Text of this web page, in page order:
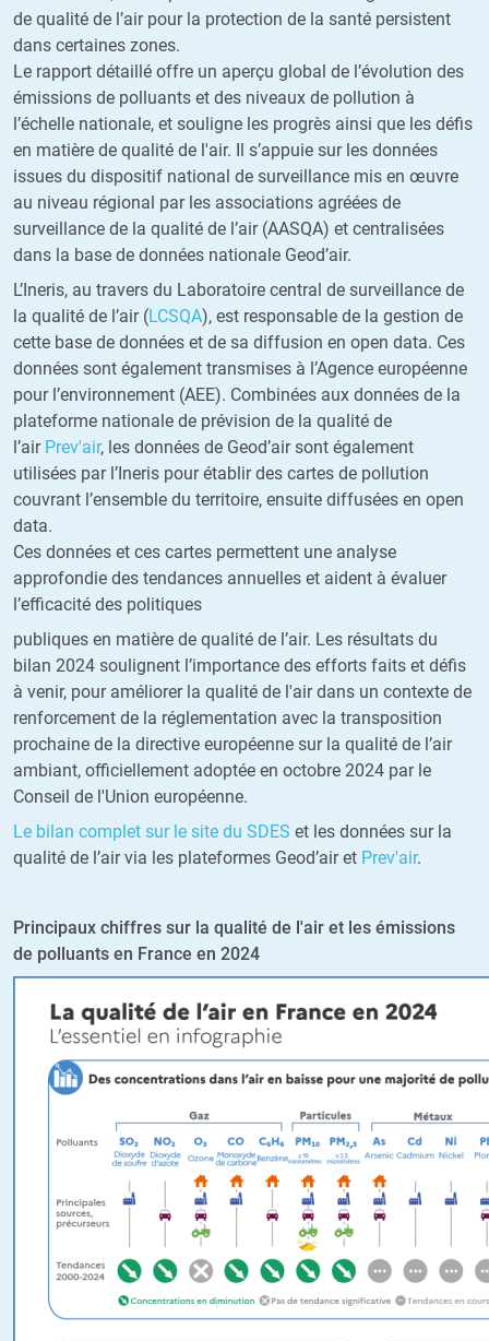
de qualité de l’air pour la protection de la santé persistent
dans certaines zones.
Le rapport détaillé offre un aperçu global de l’évolution des
émissions de polluants et des niveaux de pollution à
l’échelle nationale, et souligne les progrès ainsi que les défis
en matière de qualité de l'air. Il s’appuie sur les données
issues du dispositif national de surveillance mis en œuvre
au niveau régional par les associations agréées de
surveillance de la qualité de l’air (AASQA) et centralisées
dans la base de données nationale Geod’air.
L’Ineris, au travers du Laboratoire central de surveillance de
la qualité de l’air (LCSQA), est responsable de la gestion de
cette base de données et de sa diffusion en open data. Ces
données sont également transmises à l’Agence européenne
pour l’environnement (AEE). Combinées aux données de la
plateforme nationale de prévision de la qualité de
l’air Prev'air, les données de Geod’air sont également
utilisées par l’Ineris pour établir des cartes de pollution
couvrant l’ensemble du territoire, ensuite diffusées en open
data.
Ces données et ces cartes permettent une analyse
approfondie des tendances annuelles et aident à évaluer
l’efficacité des politiques
publiques en matière de qualité de l’air. Les résultats du
bilan 2024 soulignent l’importance des efforts faits et défis
à venir, pour améliorer la qualité de l'air dans un contexte de
renforcement de la réglementation avec la transposition
prochaine de la directive européenne sur la qualité de l’air
ambiant, officiellement adoptée en octobre 2024 par le
Conseil de l'Union européenne.
Le bilan complet sur le site du SDES et les données sur la
qualité de l’air via les plateformes Geod’air et Prev'air.
Principaux chiffres sur la qualité de l'air et les émissions
de polluants en France en 2024